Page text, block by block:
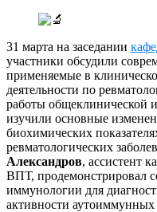
31 марта на заседании
участники обсудили
применяемые в
деятельности по
работы общеклинической
изучили основные
биохимических
ревматологических
Александров, ассистент
ВПТ, продемонстрировал
иммунологии для
активности аутоиммунных